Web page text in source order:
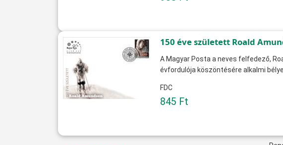
150 éve született Roald
A Magyar Posta a neves felfedező,
évfordulója köszöntésére alkalmi
FDC
845 Ft